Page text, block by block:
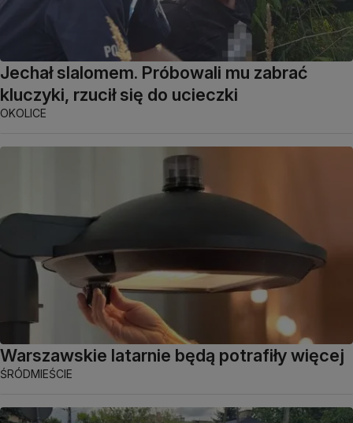
Jechał slalomem. Próbowali mu zabrać
kluczyki, rzucił się do ucieczki
OKOLICE
Warszawskie latarnie będą potrafiły więcej
ŚRÓDMIEŚCIE